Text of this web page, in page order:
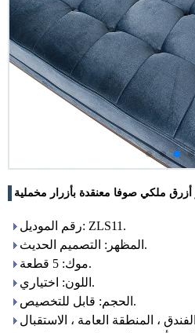
ملكي صوفا معنقدة بأزرار مخملية
رقم الموديل: ZLS11.
المظهر: التصميم الحديث.
موك: 5 قطعة.
اللون: اختياري.
الحجم: قابل للتخصيص.